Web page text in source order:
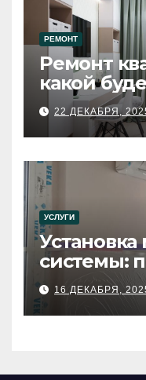
РЕМОНТ
Ремонт
какой
22 ДЕКАБРЯ,
УСЛУГИ
системы:
16 ДЕКАБРЯ,